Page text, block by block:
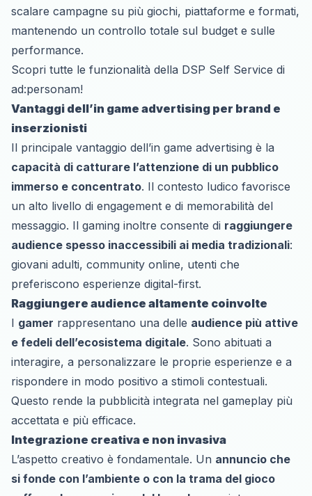
scalare campagne su più giochi, piattaforme e formati,
mantenendo un controllo totale sul budget e sulle
performance.
Scopri tutte le funzionalità della DSP Self Service di
ad:personam!
Vantaggi dell’in game advertising per brand e
inserzionisti
Il principale vantaggio dell’in game advertising è la
capacità di catturare l’attenzione di un pubblico
immerso e concentrato. Il contesto ludico favorisce
un alto livello di engagement e di memorabilità del
messaggio. Il gaming inoltre consente di raggiungere
audience spesso inaccessibili ai media tradizionali:
giovani adulti, community online, utenti che
preferiscono esperienze digital-first.
Raggiungere audience altamente coinvolte
I gamer rappresentano una delle audience più attive
e fedeli dell’ecosistema digitale. Sono abituati a
interagire, a personalizzare le proprie esperienze e a
rispondere in modo positivo a stimoli contestuali.
Questo rende la pubblicità integrata nel gameplay più
accettata e più efficace.
Integrazione creativa e non invasiva
L’aspetto creativo è fondamentale. Un annuncio che
si fonde con l’ambiente o con la trama del gioco